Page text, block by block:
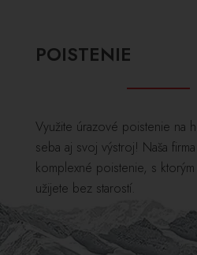
POISTENIE
Využite úrazové poistenie na
seba aj svoj výstroj! Naša
komplexné poistenie, s
užijete bez starostí.